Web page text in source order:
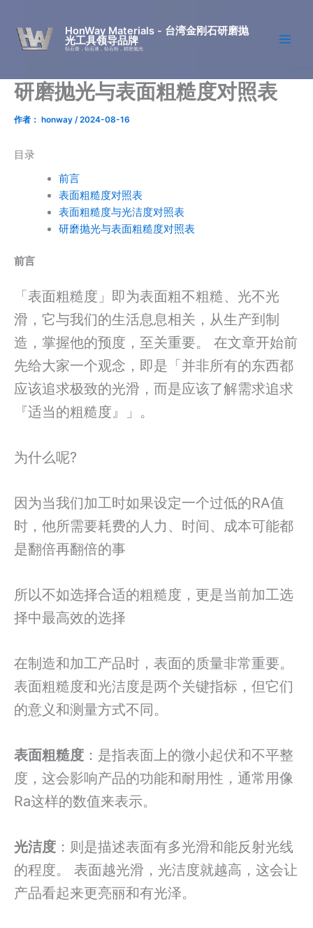
HonWay Materials - 台湾金刚石研磨抛
光工具领导品牌
钻石膏，钻石液，钻石粉，精密抛光
研磨抛光与表面粗糙度对照表
作者： honway /2024-08-16
目录
前言
表面粗糙度对照表
表面粗糙度与光洁度对照表
研磨抛光与表面粗糙度对照表
前言
「表面粗糙度」即为表面粗不粗糙、光不光
滑，它与我们的生活息息相关，从生产到制
造，掌握他的预度，至关重要。 在文章开始前
先给大家一个观念，即是「并非所有的东西都
应该追求极致的光滑，而是应该了解需求追求
『适当的粗糙度』」。
为什么呢?
因为当我们加工时如果设定一个过低的RA值
时，他所需要耗费的人力、时间、成本可能都
是翻倍再翻倍的事
所以不如选择合适的粗糙度，更是当前加工选
择中最高效的选择
在制造和加工产品时，表面的质量非常重要。
表面粗糙度和光洁度是两个关键指标，但它们
的意义和测量方式不同。
表面粗糙度 ：是指表面上的微小起伏和不平整
度，这会影响产品的功能和耐用性，通常用像
Ra这样的数值来表示。
光洁度 ：则是描述表面有多光滑和能反射光线
的程度。 表面越光滑，光洁度就越高，这会让
产品看起来更亮丽和有光泽。